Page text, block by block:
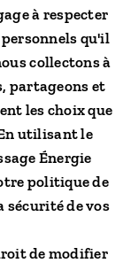
à respecter
qu'il
collectons à
partageons et
les choix que
utilisant le
Énergie
politique de
de vos
de modifier